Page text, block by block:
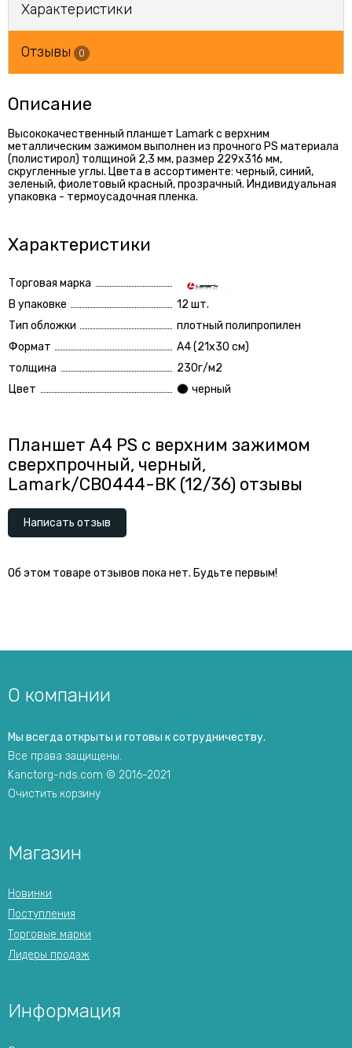
Характеристики
Отзывы 0
Описание
Высококачественный планшет Lamark с верхним
металлическим зажимом выполнен из прочного PS материала
(полистирол) толщиной 2,3 мм, размер 229х316 мм,
скругленные углы. Цвета в ассортименте: черный, синий,
зеленый, фиолетовый красный, прозрачный. Индивидуальная
упаковка - термоусадочная пленка.
Характеристики
Торговая марка
В упаковке
12 шт.
Тип обложки
плотный полипропилен
Формат
А4 (21x30 см)
толщина
230г/м2
Цвет
черный
Планшет А4 PS с верхним зажимом
сверхпрочный, черный,
Lamark/CB0444-BK (12/36) отзывы
Написать отзыв
Об этом товаре отзывов пока нет. Будьте первым!
О компании
Мы всегда открыты и готовы к сотрудничеству.
Все права защищены.
Kanctorg-nds.com © 2016-2021
Очистить корзину
Магазин
Новинки
Поступления
Торговые марки
Лидеры продаж
Информация